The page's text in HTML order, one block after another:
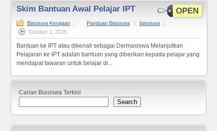
OPEN
Skim Bantuan Awal Pelajar IPT
Biasiswa Kerajaan Panduan Biasiswa biasiswa
October 1, 2025
Bantuan ke IPT atau dikenali sebagai Dermasiswa Melanjutkan
Pelajaran ke IPT adalah bantuan yang diberikan kepada pelajar yang
mendapat tawaran untuk belajar di...
Carian Biasiswa Terkini
Search